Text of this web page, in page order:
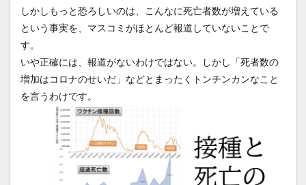
しかしもっと恐ろしいのは、こんなに死亡者数が増えている
という事実を、マスコミがほとんど報道していないことで
す。
いや正確には、報道がないわけではない。しかし「死者数の
増加はコロナのせいだ」などとまったくトンチンカンなこと
を言うわけです。